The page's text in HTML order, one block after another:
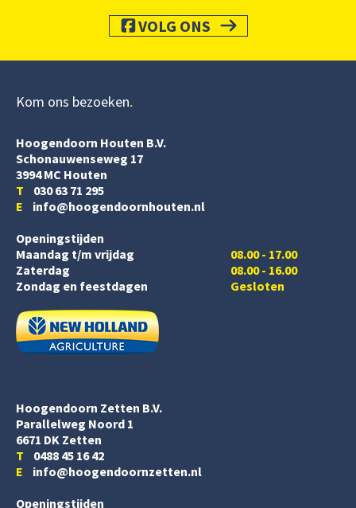
VOLG ONS
Kom ons bezoeken
Hoogendoorn Houten B.V.
Schonauwenseweg 17
3994 MC Houten
T 030 63 71 295
E info@hoogendoornhouten.nl
Openingstijden
Maandag t/m vrijdag
Zaterdag
08.00 - 17.00
08.00 - 16.00
Zondag en feestdagen
Gesloten
Hoogendoorn Zetten B.V.
Parallelweg Noord 1
6671 DK Zetten
T 0488 45 16 42
E info@hoogendoornzetten.nl
Openingstijden